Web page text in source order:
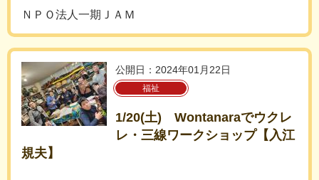
ＮＰＯ法人一期ＪＡＭ
公開日：2024年01月22日
福祉
1/20(土) Wontanaraでウクレ
レ・三線ワークショップ【入江
規夫】